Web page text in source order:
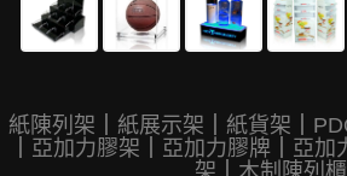
紙陳列架 紙展示架 紙貨架
亞加力膠架 亞加力膠牌 亞加